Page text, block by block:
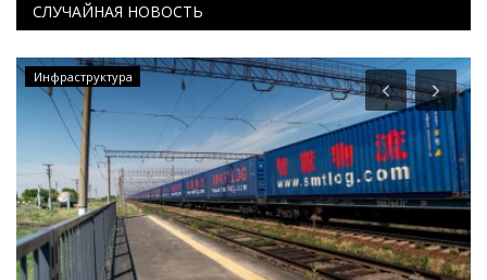
СЛУЧАЙНАЯ НОВОСТЬ
Инфраструктура